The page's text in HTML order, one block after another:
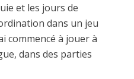
et les jours de
dans un jeu
commencé à jouer à
dans des parties